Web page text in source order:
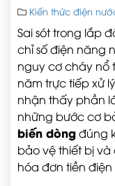
Kiến thức điện
Sai sót trong lắp
chỉ số điện năng
nguy cơ cháy nổ
năm trực tiếp xử
nhận thấy phần
những bước cơ
biến dòngđúng
bảo vệ thiết bị
hóa đơn tiền